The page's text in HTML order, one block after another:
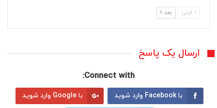
قبلی بعد
ارسال یک پاسخ
Connect with:
با Facebook وارد شوید با Google وارد شوید